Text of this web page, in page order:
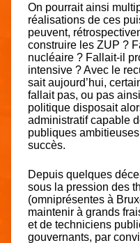
On pourrait ainsi
réalisations de ces
peuvent,
construire les ZUP ?
nucléaire ? Fallait-il
intensive ? Avec le
sait aujourd’hui,
fallait pas, ou pas
politique disposait
administratif capable
publiques
succès.
Depuis quelques
sous la pression des
(omniprésentes à
maintenir à grands
et de techniciens
gouvernants, par